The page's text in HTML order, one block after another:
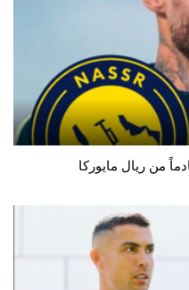
من ريال مايوركا